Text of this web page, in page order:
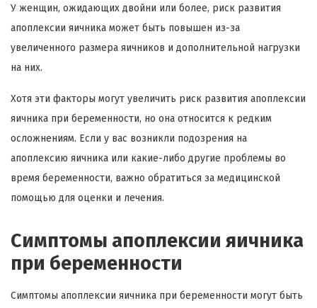
У женщин, ожидающих двойни или более, риск развития
апоплексии яичника может быть повышен из-за
увеличенного размера яичников и дополнительной нагрузки
на них.
Хотя эти факторы могут увеличить риск развития апоплексии
яичника при беременности, но она относится к редким
осложнениям. Если у вас возникли подозрения на
апоплексию яичника или какие-либо другие проблемы во
время беременности, важно обратиться за медицинской
помощью для оценки и лечения.
Симптомы апоплексии яичника
при беременности
Симптомы апоплексии яичника при беременности могут быть